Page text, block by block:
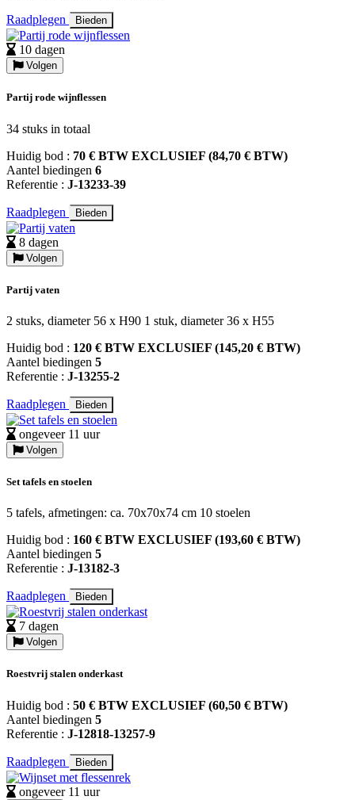
Raadplegen Bieden
10 dagen
Volgen
Partij rode wijnflessen
34 stuks in totaal
Huidig bod : 70 € BTW EXCLUSIEF (84,70 € BTW)
Aantel biedingen 6
Referentie : J-13233-39
Raadplegen Bieden
8 dagen
Volgen
Partij vaten
2 stuks, diameter 56 x H90 1 stuk, diameter 36 x H55
Huidig bod : 120 € BTW EXCLUSIEF (145,20 € BTW)
Aantel biedingen 5
Referentie : J-13255-2
Raadplegen Bieden
ongeveer 11 uur
Volgen
Set tafels en stoelen
5 tafels, afmetingen: ca. 70x70x74 cm 10 stoelen
Huidig bod : 160 € BTW EXCLUSIEF (193,60 € BTW)
Aantel biedingen 5
Referentie : J-13182-3
Raadplegen Bieden
7 dagen
Volgen
Roestvrij stalen onderkast
Huidig bod : 50 € BTW EXCLUSIEF (60,50 € BTW)
Aantel biedingen 5
Referentie : J-12818-13257-9
Raadplegen Bieden
ongeveer 11 uur